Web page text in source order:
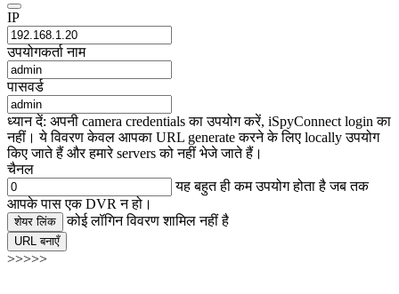
IP
उपयोगकर्ता नाम
पासवर्ड
ध्यान दें: अपनी camera credentials का उपयोग करें, iSpyConnect login का
नहीं। ये विवरण केवल आपका URL generate करने के लिए locally उपयोग
किए जाते हैं और हमारे servers को नहीं भेजे जाते हैं।
चैनल
यह बहुत ही कम उपयोग होता है जब तक
आपके पास एक DVR न हो।
शेयर लिंक कोई लॉगिन विवरण शामिल नहीं है
URL बनाएँ
>>>>>